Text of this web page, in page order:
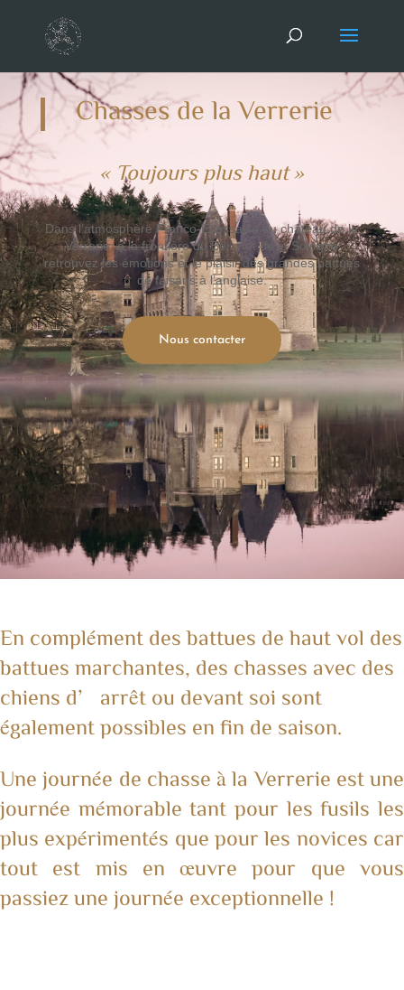
Chasses de la Verrerie
« Toujours plus haut »
Dans l’atmosphère Franco-Ecossaise du château de la
Verrerie, à la frontière du Berry et de la Sologne
retrouvez les émotions et le plaisir des grandes battues
de faisans à l’anglaise.
Nous contacter
En complément des battues de haut vol des
battues marchantes, des chasses avec des
chiens d’arrêt ou devant soi sont
également possibles en fin de saison.
Une journée de chasse à la Verrerie est une
journée mémorable tant pour les fusils les
plus expérimentés que pour les novices car
tout est mis en œuvre pour que vous
passiez une journée exceptionnelle !